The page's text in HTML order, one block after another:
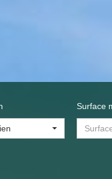
Surface